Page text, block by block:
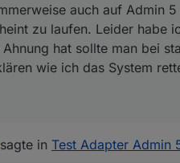
auch auf Admin
zu laufen. Leider habe
Ahnung hat sollte man bei
wie ich das System
sagte in Test Adapter Admin